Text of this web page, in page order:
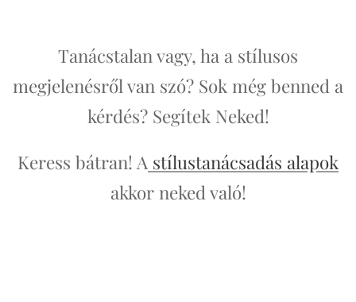
Tanácstalan vagy, ha a stílusos
megjelenésről van szó? Sok még benned a
kérdés? Segítek Neked!
Keress bátran! A stílustanácsadás alapok
akkor neked való!